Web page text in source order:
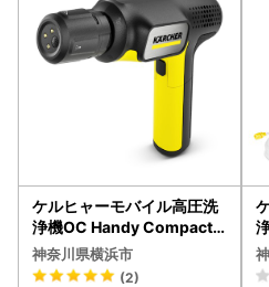
ケルヒャーモバイル高圧洗
浄機OC Handy Compact
（ハンディエア） APV000
7
神奈川県横浜市
(2)